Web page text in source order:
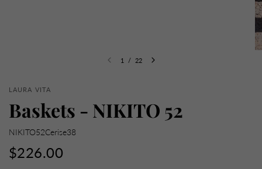
1 / 22
LAURA VITA
Baskets - NIKITO 52
NIKITO52Cerise38
$226.00